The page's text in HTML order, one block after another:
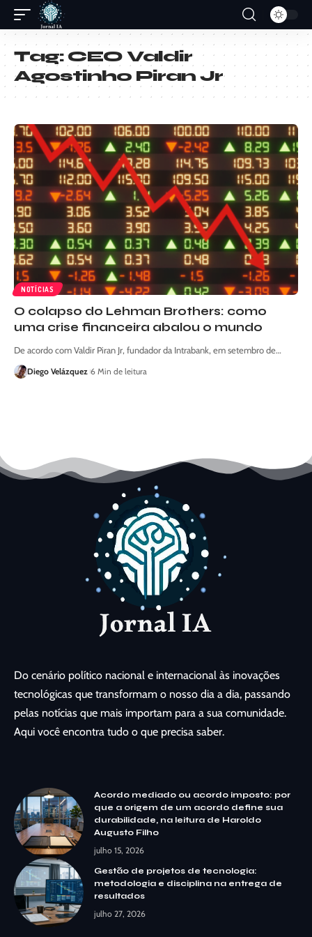
Tag:CEO Valdir
Agostinho Piran Jr
NOTÍCIAS
O colapso do Lehman Brothers: como
uma crise financeira abalou o mundo
De acordo com Valdir Piran Jr, fundador da Intrabank, em setembro de…
Diego Velázquez 6 Min de leitura
Do cenário político nacional e internacional às inovações
tecnológicas que transformam o nosso dia a dia, passando
pelas notícias que mais importam para a sua comunidade.
Aqui você encontra tudo o que precisa saber.
Acordo mediado ou acordo imposto: por
que a origem de um acordo define sua
durabilidade, na leitura de Haroldo
Augusto Filho
julho 15, 2026
Gestão de projetos de tecnologia:
metodologia e disciplina na entrega de
resultados
julho 27, 2026